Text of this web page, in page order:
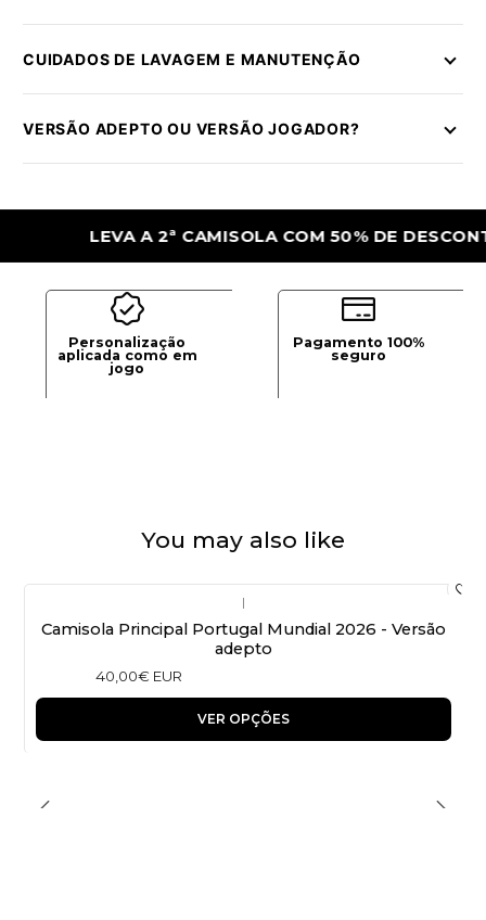
CUIDADOS DE LAVAGEM E MANUTENÇÃO
VERSÃO ADEPTO OU VERSÃO JOGADOR?
LEVA A 2ª CAMISOLA COM 50% DE DESCONTO
Personalização
aplicada como em
jogo
Pagamento 100%
seguro
You may also like
|
Camisola Principal Portugal Mundial 2026 - Versão
adepto
40,00€ EUR
VER OPÇÕES